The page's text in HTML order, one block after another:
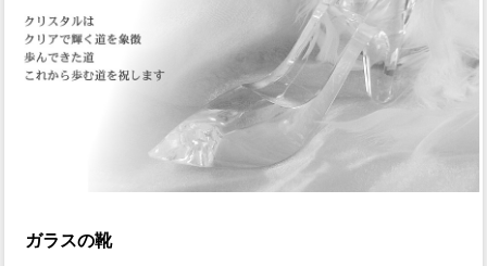
ガラスの靴